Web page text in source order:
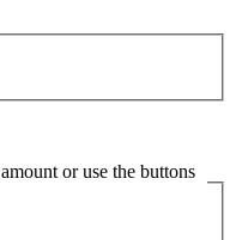
or use the buttons